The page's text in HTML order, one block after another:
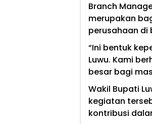
Branch
merupakan
perusahaan di
“Ini bentuk
Luwu. Kami
besar bagi
Wakil Bupati
kegiatan
kontribusi